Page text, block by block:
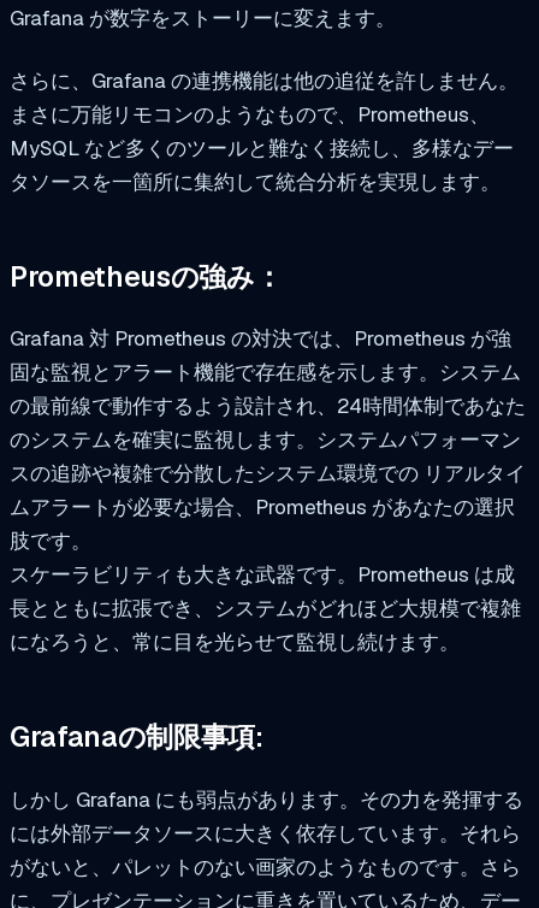
Grafana が数字をストーリーに変えます。
さらに、Grafana の連携機能は他の追従を許しません。
まさに万能リモコンのようなもので、Prometheus、
MySQL など多くのツールと難なく接続し、多様なデー
タソースを一箇所に集約して統合分析を実現します。
Prometheusの強み：
Grafana 対 Prometheus の対決では、Prometheus が強
固な監視とアラート機能で存在感を示します。システム
の最前線で動作するよう設計され、24時間体制であなた
のシステムを確実に監視します。システムパフォーマン
スの追跡や複雑で分散したシステム環境での リアルタイ
ムアラートが必要な場合、Prometheus があなたの選択
肢です。
スケーラビリティも大きな武器です。Prometheus は成
長とともに拡張でき、システムがどれほど大規模で複雑
になろうと、常に目を光らせて監視し続けます。
Grafanaの制限事項:
しかし Grafana にも弱点があります。その力を発揮する
には外部データソースに大きく依存しています。それら
がないと、パレットのない画家のようなものです。さら
に、プレゼンテーションに重きを置いているため、デー